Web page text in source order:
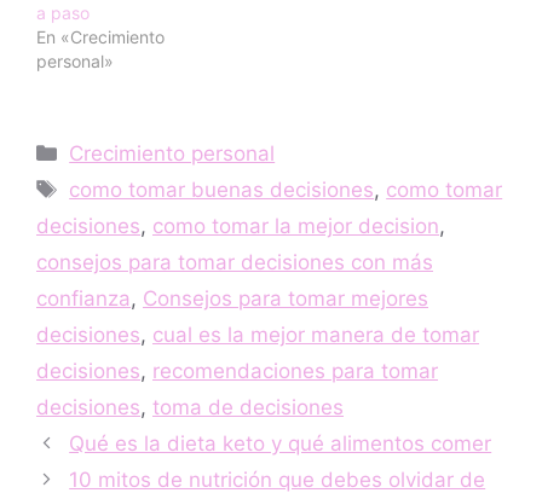
a paso
En «Crecimiento
personal»
Categorías
Crecimiento personal
Etiquetas
como tomar buenas decisiones, como tomar
decisiones, como tomar la mejor decision,
consejos para tomar decisiones con más
confianza , Consejos para tomar mejores
decisiones, cual es la mejor manera de tomar
decisiones, recomendaciones para tomar
decisiones, toma de decisiones
Qué es la dieta keto y qué alimentos comer
10 mitos de nutrición que debes olvidar de